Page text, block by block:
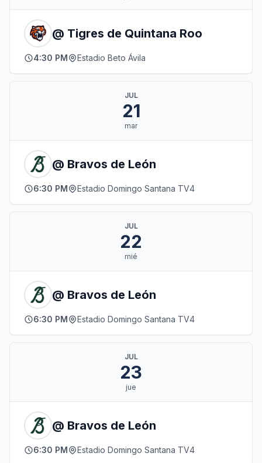
@ Tigres de Quintana Roo
4:30 PM Estadio Beto Ávila
JUL
21
mar
@ Bravos de León
6:30 PM Estadio Domingo Santana TV4
JUL
22
mié
@ Bravos de León
6:30 PM Estadio Domingo Santana TV4
JUL
23
jue
@ Bravos de León
6:30 PM Estadio Domingo Santana TV4